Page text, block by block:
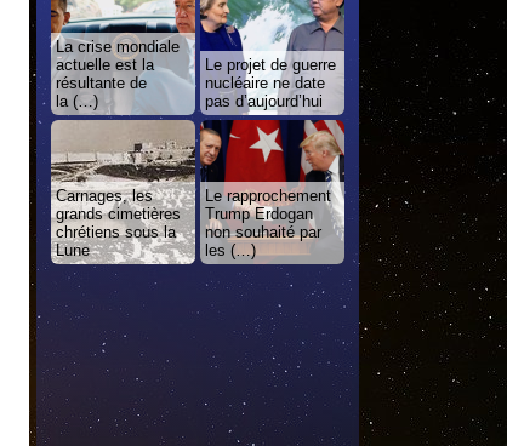
La crise mondiale
actuelle est la
résultante de
la (…)
Le projet de guerre
nucléaire ne date
pas d’aujourd’hui
Carnages, les
grands cimetières
chrétiens sous la
Lune
Le rapprochement
Trump Erdogan
non souhaité par
les (…)